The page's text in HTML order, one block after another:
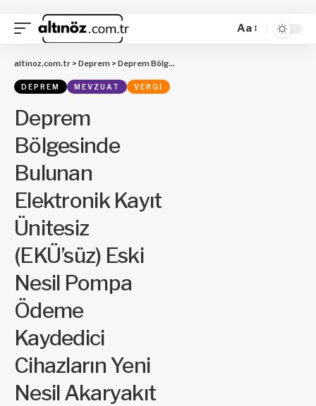
Aa
altinoz.com.tr > Deprem > Deprem Bölgesinde Bulunan Elektronik Kayıt Ünitesiz (EKÜ’süz) Eski Nesil Pompa Ödeme Kaydedici Cihazların Yeni Nesil Akaryakıt Pompa Ödeme Kaydedici Cihazlarla Değiştirilmesine İlişkin Sürenin Uzatılması Hakkında Duyuru
DEPREM MEVZUAT VERGI
Deprem
Bölgesinde
Bulunan
Elektronik Kayıt
Ünitesiz
(EKÜ’süz) Eski
Nesil Pompa
Ödeme
Kaydedici
Cihazların Yeni
Nesil Akaryakıt